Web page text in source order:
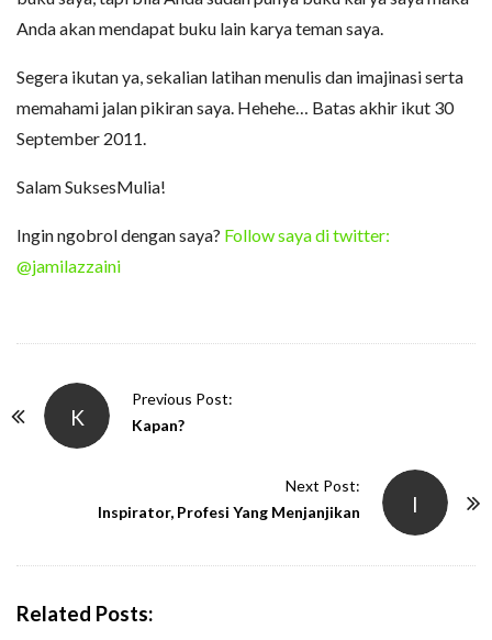
Anda akan mendapat buku lain karya teman saya.
Segera ikutan ya, sekalian latihan menulis dan imajinasi serta
memahami jalan pikiran saya. Hehehe… Batas akhir ikut 30
September 2011.
Salam SuksesMulia!
Ingin ngobrol dengan saya? Follow saya di twitter:
@jamilazzaini
K
Previous Post:
Kapan?
I
Next Post:
Inspirator, Profesi Yang Menjanjikan
Related Posts: